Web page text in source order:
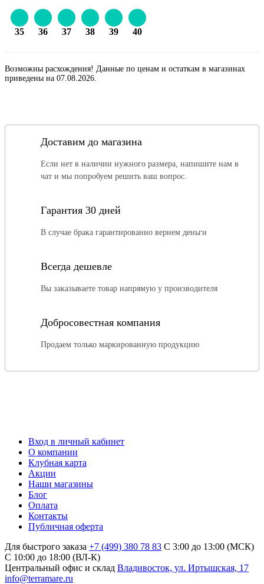
35 36 37 38 39 40
Возможны расхождения! Данные по ценам и остаткам в магазинах
приведены на 07.08.2026.
Доставим до магазина
Если нет в наличии нужного размера, напишите нам в
чат и мы попробуем решить ваш вопрос.
Гарантия 30 дней
В случае брака гарантированно вернем деньги
Всегда дешевле
Вы заказываете товар напрямую у производителя
Добросовестная компания
Продаем только маркированную продукцию
Вход в личный кабинет
О компании
Клубная карта
Акции
Наши магазины
Блог
Оплата
Контакты
Публичная оферта
Для быстрого заказа +7 (499) 380 78 83 С 3:00 до 13:00 (МСК)
C 10:00 до 18:00 (ВЛ-К)
Центральный офис и склад Владивосток, ул. Иртышская, 17
info@terramare.ru